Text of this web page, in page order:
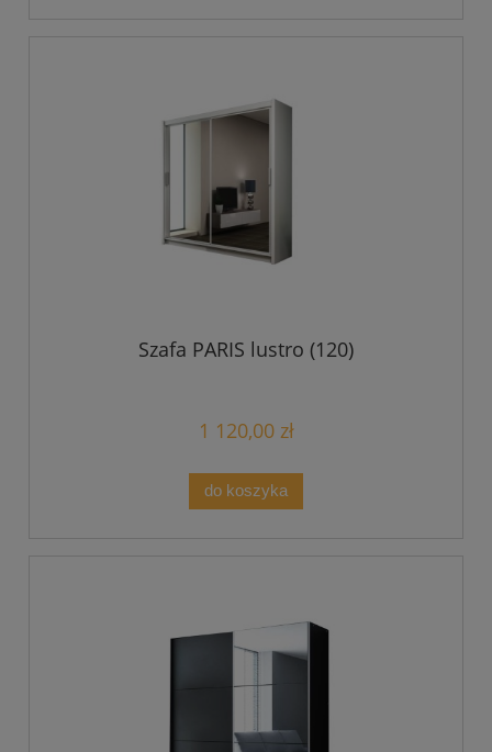
Szafa PARIS lustro (120)
1 120,00 zł
do koszyka